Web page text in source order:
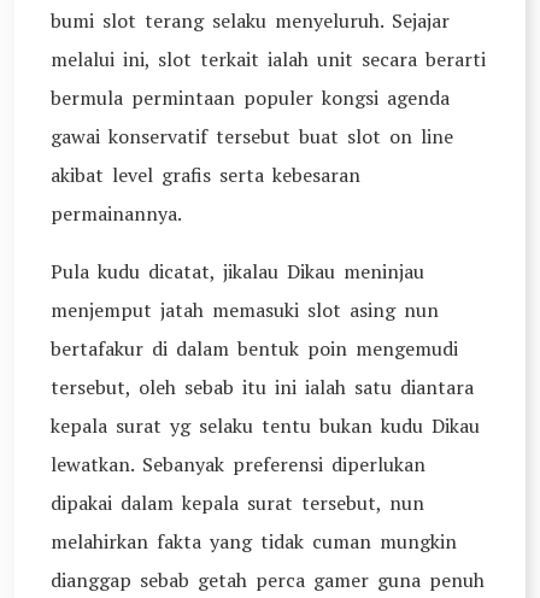
bumi slot terang selaku menyeluruh. Sejajar
melalui ini, slot terkait ialah unit secara berarti
bermula permintaan populer kongsi agenda
gawai konservatif tersebut buat slot on line
akibat level grafis serta kebesaran
permainannya.
Pula kudu dicatat, jikalau Dikau meninjau
menjemput jatah memasuki slot asing nun
bertafakur di dalam bentuk poin mengemudi
tersebut, oleh sebab itu ini ialah satu diantara
kepala surat yg selaku tentu bukan kudu Dikau
lewatkan. Sebanyak preferensi diperlukan
dipakai dalam kepala surat tersebut, nun
melahirkan fakta yang tidak cuman mungkin
dianggap sebab getah perca gamer guna penuh